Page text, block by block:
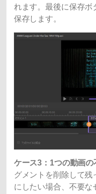
れます。最後に保存ボ
保存します。
ケース3：1つの動画の
グメントを削除して
にしたい場合、不要な